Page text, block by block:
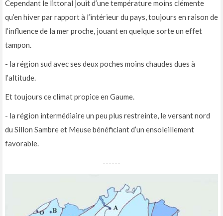
Cependant le littoral jouit d’une température moins clémente
qu’en hiver par rapport à l’intérieur du pays, toujours en raison de
l’influence de la mer proche, jouant en quelque sorte un effet
tampon.
- la région sud avec ses deux poches moins chaudes dues à
l’altitude.
Et toujours ce climat propice en Gaume.
- la région intermédiaire un peu plus restreinte, le versant nord
du Sillon Sambre et Meuse bénéficiant d’un ensoleillement
favorable.
------